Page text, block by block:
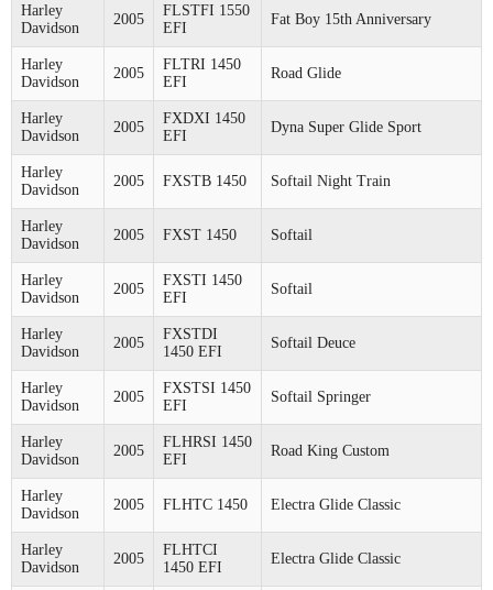
Harley
Davidson
2005
FLSTFI 1550
EFI
Fat Boy 15th Anniversary
Harley
Davidson
2005
FLTRI 1450
EFI
Road Glide
Harley
Davidson
2005
FXDXI 1450
EFI
Dyna Super Glide Sport
Harley
Davidson
2005 FXSTB 1450 Softail Night Train
Harley
Davidson
2005 FXST 1450 Softail
Harley
Davidson
2005
FXSTI 1450
EFI
Softail
Harley
Davidson
2005
FXSTDI
1450 EFI
Softail Deuce
Harley
Davidson
2005
FXSTSI 1450
EFI
Softail Springer
Harley
Davidson
2005
FLHRSI 1450
EFI
Road King Custom
Harley
Davidson
2005 FLHTC 1450 Electra Glide Classic
Harley
Davidson
2005
FLHTCI
1450 EFI
Electra Glide Classic